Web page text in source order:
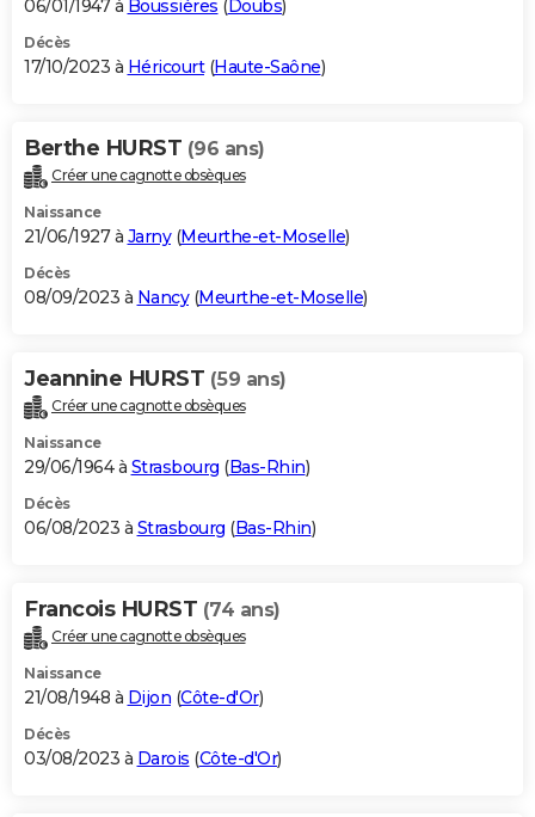
06/01/1947 à Boussières ( Doubs)
Décès
17/10/2023 à Héricourt(Haute-Saône)
Berthe HURST (96 ans)
Créer une cagnotte obsèques
Naissance
21/06/1927 à Jarny(Meurthe-et-Moselle)
Décès
08/09/2023 à Nancy(Meurthe-et-Moselle)
Jeannine HURST (59 ans)
Créer une cagnotte obsèques
Naissance
29/06/1964 à Strasbourg (Bas-Rhin)
Décès
06/08/2023 à Strasbourg (Bas-Rhin)
Francois HURST (74 ans)
Créer une cagnotte obsèques
Naissance
21/08/1948 à Dijon (Côte-d'Or)
Décès
03/08/2023 à Darois (Côte-d'Or)